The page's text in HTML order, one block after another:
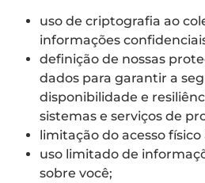
uso de criptografia ao
informações
definição de nossas
dados para garantir a
disponibilidade e
sistemas e serviços de
limitação do acesso físico
uso limitado de
sobre você;